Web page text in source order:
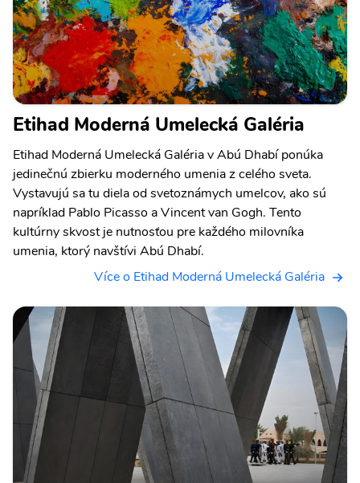
Etihad Moderná Umelecká Galéria
Etihad Moderná Umelecká Galéria v Abú Dhabí ponúka
jedinečnú zbierku moderného umenia z celého sveta.
Vystavujú sa tu diela od svetoznámych umelcov, ako sú
napríklad Pablo Picasso a Vincent van Gogh. Tento
kultúrny skvost je nutnosťou pre každého milovníka
umenia, ktorý navštívi Abú Dhabí.
Více o Etihad Moderná Umelecká Galéria